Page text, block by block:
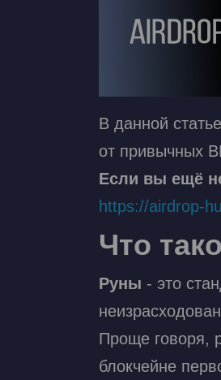
В данной
от привычных
Если вы ещё
https://airdrop-
Что
Руны - это
Проще говоря,
блокчейне